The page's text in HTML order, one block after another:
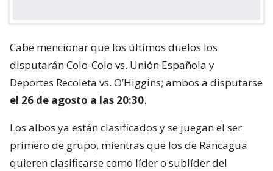
Cabe mencionar que los últimos duelos los
disputarán Colo-Colo vs. Unión Española y
Deportes Recoleta vs. O’Higgins; ambos a disputarse
el 26 de agosto a las 20:30.
Los albos ya están clasificados y se juegan el ser
primero de grupo, mientras que los de Rancagua
quieren clasificarse como líder o sublíder del